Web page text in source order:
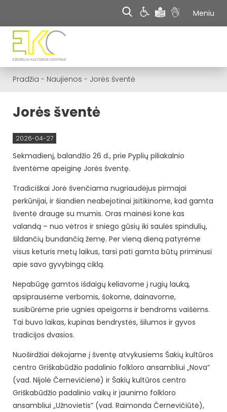
Meniu
Pradžia - Naujienos - Jorės šventė
Jorės šventė
2026-04-27
Sekmadienį, balandžio 26 d., prie Pyplių piliakalnio
šventėme apeiginę Jorės šventę.
Tradiciškai Jorė švenčiama nugriaudėjus pirmajai
perkūnijai, ir šiandien neabejotinai įsitikinome, kad gamta
šventė drauge su mumis. Oras mainėsi kone kas
valandą – nuo vėtros ir sniego gūsių iki saulės spindulių,
šildančių bundančią žemę. Per vieną dieną patyrėme
visus keturis metų laikus, tarsi pati gamta būtų priminusi
apie savo gyvybingą ciklą.
Nepabūgę gamtos išdaigų keliavome į rugių lauką,
apsiprausėme verbomis, šokome, dainavome,
susibūrėme prie ugnies apeigoms ir bendroms vaišėms.
Tai buvo laikas, kupinas bendrystės, šilumos ir gyvos
tradicijos dvasios.
Nuoširdžiai dėkojame į šventę atvykusiems Šakių kultūros
centro Griškabūdžio padalinio folkloro ansambliui „Nova“
(vad. Nijolė Černevičienė) ir Šakių kultūros centro
Griškabūdžio padalinio vaikų ir jaunimo folkloro
ansambliui „Užnovietis” (vad. Raimonda Černevičiūtė),